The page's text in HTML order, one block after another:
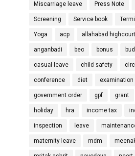
Miscarriage leave Press Note
Screening Service book
Yoga acp allahabad highcourt
anganbadi beo bonus
casual leave child safety
conference diet
government order gpf grant
holiday hra income tax
inspection leave
maternity leave mdm